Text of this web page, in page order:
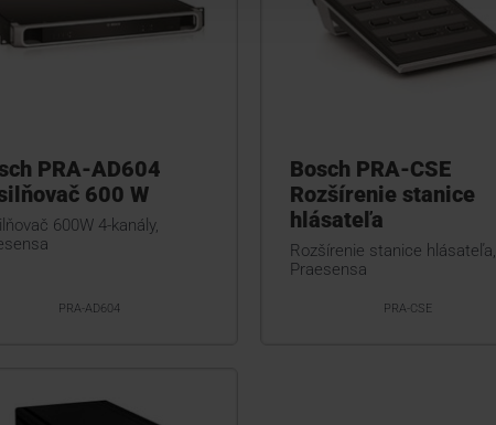
PRA-AD604
600 W
600W 4-kanály,
PRA-AD604
Bosch PRA-CSE
Rozšírenie stanice
hlásateľa
Rozšírenie stanice hlásateľa,
Praesensa
PRA-CSE